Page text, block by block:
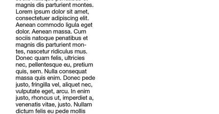
REISEMAGAZINE